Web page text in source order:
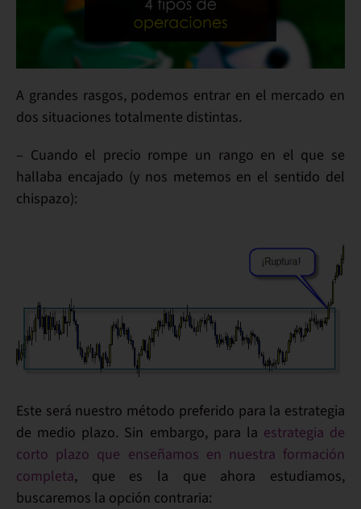
A grandes rasgos, podemos entrar en el mercado en
dos situaciones totalmente distintas.
– Cuando el precio rompe un rango en el que se
hallaba encajado (y nos metemos en el sentido del
chispazo):
Este será nuestro método preferido para la estrategia
de medio plazo. Sin embargo, para la estrategia de
corto plazo que enseñamos en nuestra formación
completa, que es la que ahora estudiamos,
buscaremos la opción contraria: